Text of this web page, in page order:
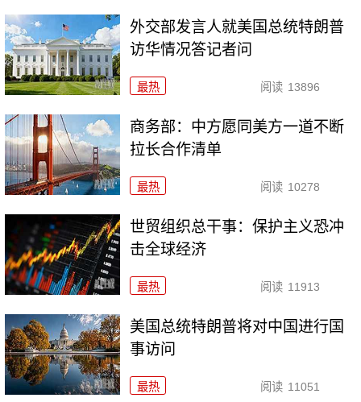
外交部发言人就美国总统特朗普
访华情况答记者问
最热 阅读 13896
商务部：中方愿同美方一道不断
拉长合作清单
最热 阅读 10278
世贸组织总干事：保护主义恐冲
击全球经济
最热 阅读 11913
美国总统特朗普将对中国进行国
事访问
最热 阅读 11051